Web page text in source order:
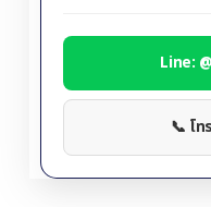
Line:
📞 โ